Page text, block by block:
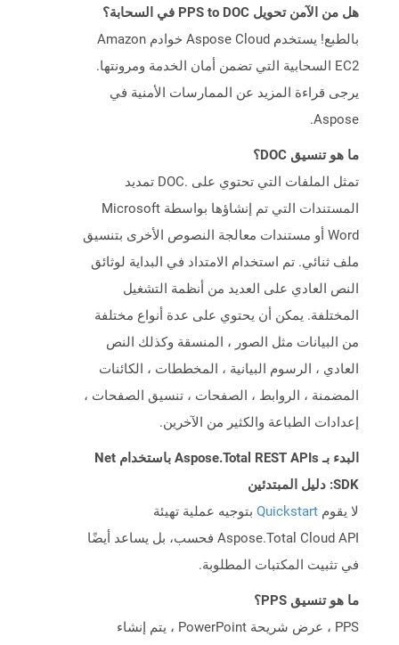
هل من الآمن تحويل PPS to DOC في السحابة؟
بالطبع! يستخدم Aspose Cloud خوادم Amazon
EC2 السحابية التي تضمن أمان الخدمة ومرونتها.
يرجى قراءة المزيد عن الممارسات الأمنية في
Aspose.
ما هو تنسيق DOC؟
تمثل الملفات التي تحتوي على .DOC تمديد
المستندات التي تم إنشاؤها بواسطة Microsoft
Word أو مستندات معالجة النصوص الأخرى بتنسيق
ملف ثنائي. تم استخدام الامتداد في البداية لوثائق
النص العادي على العديد من أنظمة التشغيل
المختلفة. يمكن أن يحتوي على عدة أنواع مختلفة
من البيانات مثل الصور ، المنسقة وكذلك النص
العادي ، الرسوم البيانية ، المخططات ، الكائنات
المضمنة ، الروابط ، الصفحات ، تنسيق الصفحات ،
إعدادات الطباعة والكثير من الآخرين.
البدء بـ Aspose.Total REST APIs باستخدام Net
SDK: دليل المبتدئين
لا يقوم Quickstart بتوجيه عملية تهيئة
Aspose.Total Cloud API فحسب، بل يساعد أيضًا
في تثبيت المكتبات المطلوبة.
ما هو تنسيق PPS؟
PPS ، عرض شريحة PowerPoint ، يتم إنشاء